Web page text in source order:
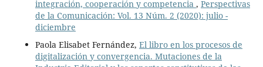
integración, cooperación y competencia , Perspectivas
de la Comunicación: Vol. 13 Núm. 2 (2020): julio -
diciembre
Paola Elisabet Fernández, El libro en los procesos de
digitalización y convergencia. Mutaciones de la